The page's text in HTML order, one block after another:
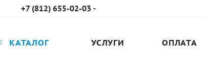
+7 (812) 655-02-03
КАТАЛОГ УСЛУГИ ОПЛАТА